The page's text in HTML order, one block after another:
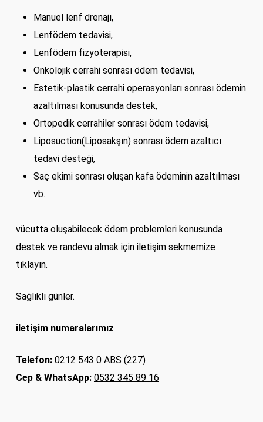
Manuel lenf drenajı,
Lenfödem tedavisi,
Lenfödem fizyoterapisi,
Onkolojik cerrahi sonrası ödem tedavisi,
Estetik-plastik cerrahi operasyonları sonrası ödemin
azaltılması konusunda destek,
Ortopedik cerrahiler sonrası ödem tedavisi,
Liposuction(Liposakşın) sonrası ödem azaltıcı
tedavi desteği,
Saç ekimi sonrası oluşan kafa ödeminin azaltılması
vb.
vücutta oluşabilecek ödem problemleri konusunda
destek ve randevu almak için iletişimsekmemize
tıklayın.
Sağlıklı günler.
iletişim numaralarımız
Telefon: 0212 543 0 ABS (227)
Cep & WhatsApp: 0532 345 89 16